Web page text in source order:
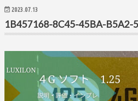
2023.07.13
1B457168-8C45-45BA-B5A2-